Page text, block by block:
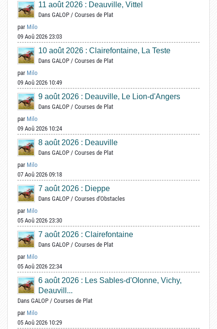
11 août 2026 : Deauville, Vittel
Dans GALOP / Courses de Plat
par Milo
09 Aoû 2026 23:03
10 août 2026 : Clairefontaine, La Teste
Dans GALOP / Courses de Plat
par Milo
09 Aoû 2026 10:49
9 août 2026 : Deauville, Le Lion-d'Angers
Dans GALOP / Courses de Plat
par Milo
09 Aoû 2026 10:24
8 août 2026 : Deauville
Dans GALOP / Courses de Plat
par Milo
07 Aoû 2026 09:18
7 août 2026 : Dieppe
Dans GALOP / Courses d'Obstacles
par Milo
05 Aoû 2026 23:30
7 août 2026 : Clairefontaine
Dans GALOP / Courses de Plat
par Milo
05 Aoû 2026 22:34
6 août 2026 : Les Sables-d'Olonne, Vichy,
Deauvill...
Dans GALOP / Courses de Plat
par Milo
05 Aoû 2026 10:29